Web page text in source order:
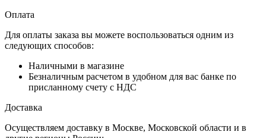
Оплата
Для оплаты заказа вы можете воспользоваться одним из
следующих способов:
Наличными в магазине
Безналичным расчетом в удобном для вас банке по
присланному счету с НДС
Доставка
Осуществляем доставку в Москве, Московской области и в